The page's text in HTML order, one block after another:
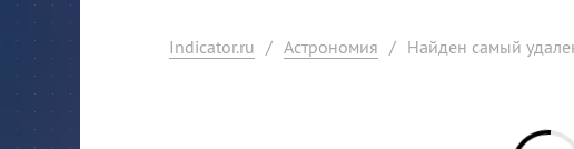
Indicator.ru / Астрономия / Найден самый